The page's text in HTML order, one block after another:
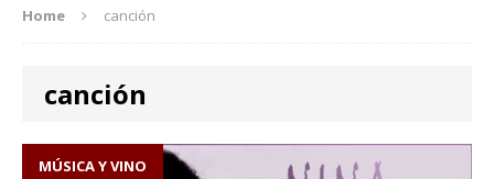
Home canción
canción
MÚSICA Y VINO